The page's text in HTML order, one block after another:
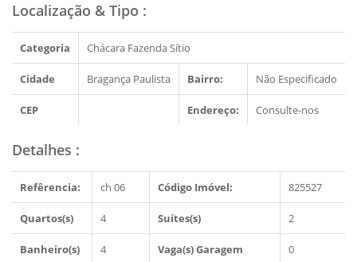
Localização & Tipo :
Categoria Chácara Fazenda Sítio
Cidade Bragança Paulista Bairro: Não Especificado
CEP Endereço: Consulte-nos
Detalhes :
Refêrencia: ch 06 Código Imóvel: 825527
Quartos(s) 4 Suítes(s) 2
Banheiro(s) 4 Vaga(s) Garagem 0